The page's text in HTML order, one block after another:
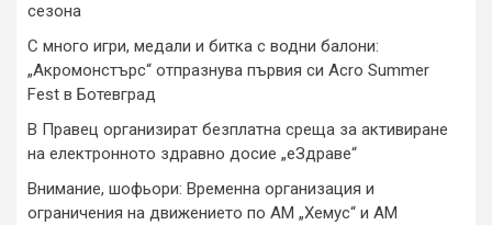
сезона
С много игри, медали и битка с водни балони:
„Акромонстърс“ отпразнува първия си Acro Summer
Fest в Ботевград
В Правец организират безплатна среща за активиране
на електронното здравно досие „еЗдраве“
Внимание, шофьори: Временна организация и
ограничения на движението по АМ „Хемус“ и АМ